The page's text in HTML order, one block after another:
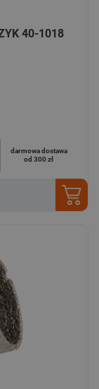
40-1018
darmowa dostawa
od 300 zł